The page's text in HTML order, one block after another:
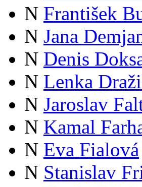
N František
N Jana
N Denis
N Lenka
N Jaroslav
N Kamal
N Eva Fialová
N Stanislav